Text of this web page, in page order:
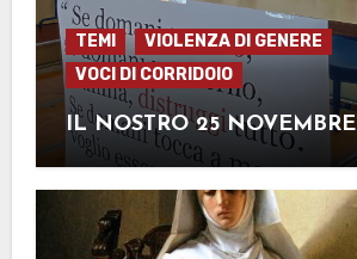
TEMI
VIOLENZA DI GENERE
VOCI DI CORRIDOIO
IL NOSTRO 25 NOVEMBRE